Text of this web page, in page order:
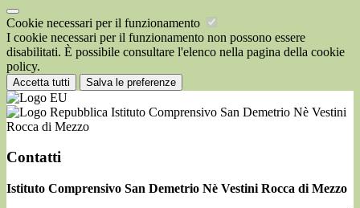
Cookie necessari per il funzionamento
I cookie necessari per il funzionamento non possono essere
disabilitati. È possibile consultare l'elenco nella pagina della cookie
policy.
Accetta tutti Salva le preferenze
Istituto Comprensivo San Demetrio Nè Vestini
Rocca di Mezzo
Contatti
Istituto Comprensivo San Demetrio Nè Vestini Rocca di Mezzo